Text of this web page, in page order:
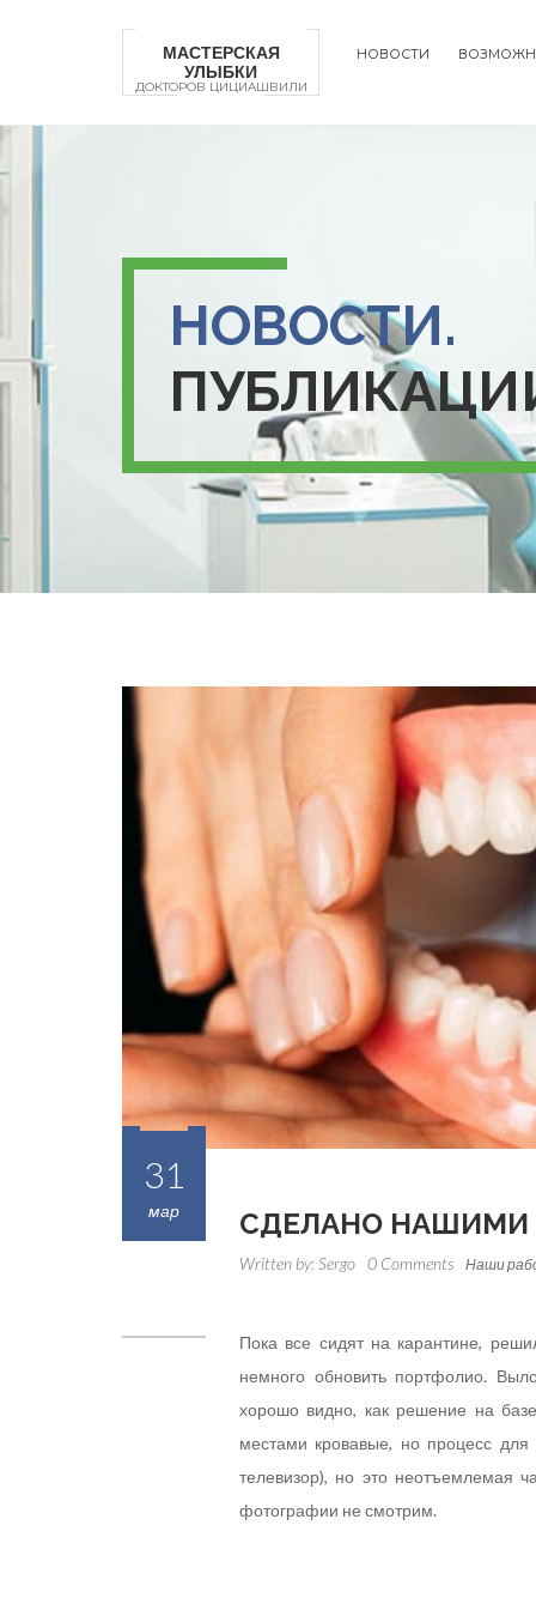
МАСТЕРСКАЯ
УЛЫБКИ
ДОКТОРОВ ЦИЦИАШВИЛИ
НОВОСТИ
НОВОСТИ.
31
мар СДЕЛАНО НАШИМИ
Written by:Sergo 0 Comments Наши
Пока все сидят на карантине,
немного обновить портфолио.
хорошо видно, как решение на
местами кровавые, но процесс
телевизор), но это неотъемлемая
фотографии не смотрим.